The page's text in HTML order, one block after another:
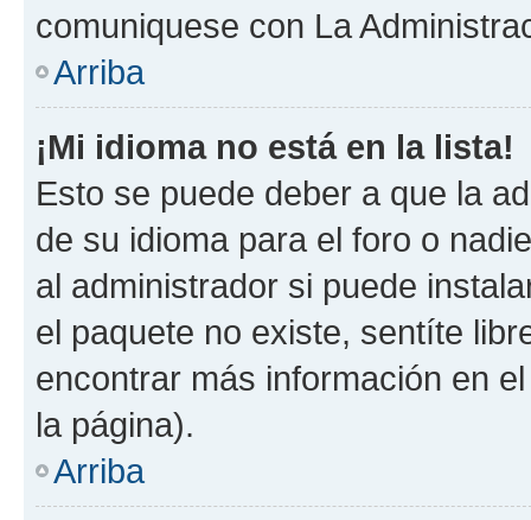
comuniquese con La
Arriba
¡Mi idioma no está en la lista!
Esto se puede deber a que la
de su idioma para el foro o
al administrador si puede
el paquete no existe, sentíte
encontrar más información en
la página).
Arriba